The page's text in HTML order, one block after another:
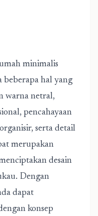
minimalis
beberapa hal yang
warna netral,
pencahayaan
serta detail
merupakan
desain
Dengan
dapat
konsep